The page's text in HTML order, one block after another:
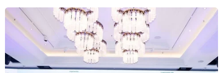
CƠ QUAN CHỦ QUẢN: THÔNG TẤN XÃ VIỆT NAM
Tổng Biên tập: TRẦN TIẾN DUẨN
Phó Tổng Biên tập: NGUYỄN THỊ TÁM, KHÚC THANH
THỦY